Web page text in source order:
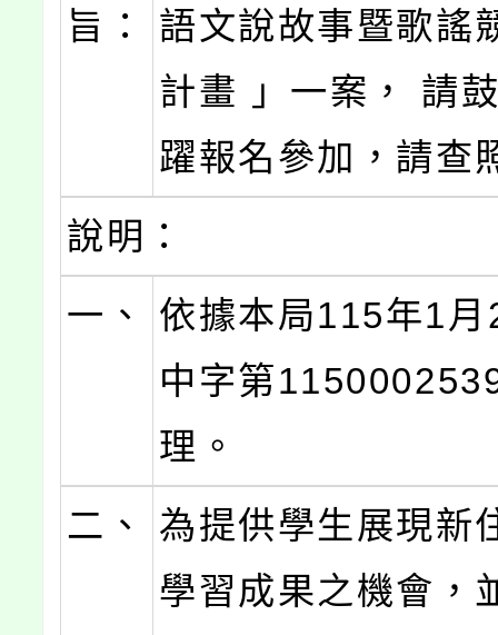
旨：
語文說故事暨歌謠
計畫 」一案， 請
躍報名參加，請查
說明：
一、
依據本局115年1
中字第
理。
二、
為提供學生展現新
學習成果之機會，